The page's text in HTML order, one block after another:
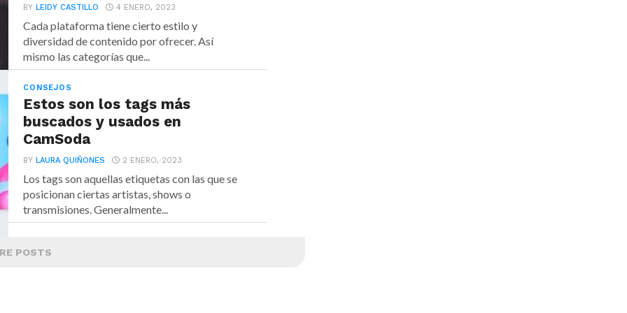
BYLEIDY CASTILLO 4 ENERO, 2023
Cada plataforma tiene cierto estilo y
diversidad de contenido por ofrecer. Así
mismo las categorías que...
CONSEJOS
Estos son los tags más
buscados y usados en
CamSoda
BYLAURA QUIÑONES 2 ENERO, 2023
Los tags son aquellas etiquetas con las que se
posicionan ciertas artistas, shows o
transmisiones. Generalmente...
POSTS